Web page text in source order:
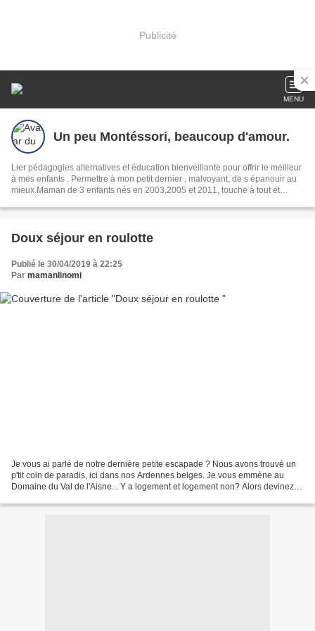
Publicité
MENU
Un peu Montéssori, beaucoup d'amour.
Lier pédagogies alternatives et éducation bienveillante pour offrir le meilleur
à mes enfants . Permettre à mon petit dernier , malvoyant, de s épanouir au
mieux.Maman de 3 enfants nés en 2003,2005 et 2011, touche à tout et
Doux séjour en roulotte
Publié le 30/04/2019 à 22:25
Par mamanlinomi
Je vous ai parlé de notre dernière petite escapade ? Nous avons trouvé un
p'tit coin de paradis, ici dans nos Ardennes belges. Je vous emmène au
Domaine du Val de l'Aisne... Y a logement et logement non? Alors devinez